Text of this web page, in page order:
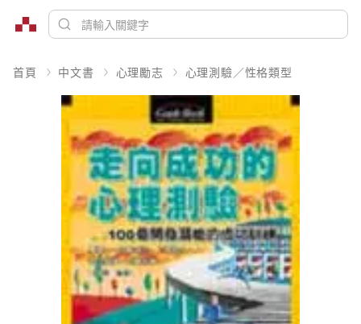
首頁 中文書 心理勵志 心理測驗／性格類型